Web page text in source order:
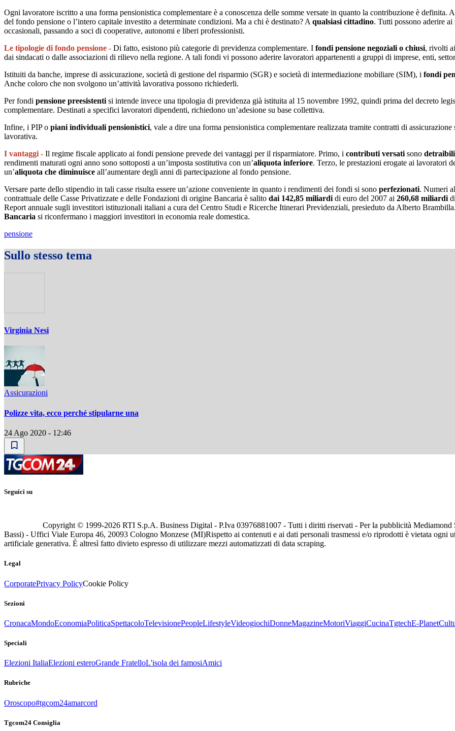
Ogni lavoratore iscritto a una forma pensionistica complementare è a conoscenza delle somme versate in quanto la contribuzione è definita.
del fondo pensione o l’intero capitale investito a determinate condizioni. Ma a chi è destinato? A qualsiasi cittadino. Tutti possono aderire
occasionali, passando a soci di cooperative, autonomi e liberi professionisti.
Le tipologie di fondo pensione - Di fatto, esistono più categorie di previdenza complementare. I fondi pensione negoziali o chiusi, rivolti
dai sindacati o dalle associazioni di rilievo nella regione. A tali fondi vi possono aderire lavoratori appartenenti a gruppi di imprese, enti,
Istituiti da banche, imprese di assicurazione, società di gestione del risparmio (SGR) e società di intermediazione mobiliare (SIM), i fondi
Anche coloro che non svolgono un’attività lavorativa possono richiederli.
Per fondi pensione preesistenti si intende invece una tipologia di previdenza già istituita al 15 novembre 1992, quindi prima del decreto
complementare. Destinati a specifici lavoratori dipendenti, richiedono un’adesione su base collettiva.
Infine, i PIP o piani individuali pensionistici, vale a dire una forma pensionistica complementare realizzata tramite contratti di
lavorativa.
I vantaggi - Il regime fiscale applicato ai fondi pensione prevede dei vantaggi per il risparmiatore. Primo, i contributi versati sono detraibili
rendimenti maturati ogni anno sono sottoposti a un’imposta sostitutiva con un’aliquota inferiore. Terzo, le prestazioni erogate ai lavoratori
un’aliquota che diminuisce all’aumentare degli anni di partecipazione al fondo pensione.
Versare parte dello stipendio in tali casse risulta essere un’azione conveniente in quanto i rendimenti dei fondi si sono perfezionati. Numeri
contrattuale delle Casse Privatizzate e delle Fondazioni di origine Bancaria è salito dai 142,85 miliardi di euro del 2007 ai 260,68 miliardi
Report annuale sugli investitori istituzionali italiani a cura del Centro Studi e Ricerche Itinerari Previdenziali, presieduto da Alberto
Bancaria si riconfermano i maggiori investitori in economia reale domestica.
pensione
Sullo stesso tema
Virginia Nesi
Assicurazioni
Polizze vita, ecco perché stipularne una
24 Ago 2020 - 12:46
Seguici su
Copyright © 1999-2026 RTI S.p.A. Business Digital - P.Iva 03976881007 - Tutti i diritti riservati - Per la pubblicità
Bassi) - Uffici Viale Europa 46, 20093 Cologno Monzese (MI)Rispetto ai contenuti e ai dati personali trasmessi e/o riprodotti è vietata ogni
artificiale generativa. È altresì fatto divieto espresso di utilizzare mezzi automatizzati di data scraping.
Legal
CorporatePrivacy PolicyCookie Policy
Sezioni
CronacaMondoEconomiaPoliticaSpettacoloTelevisionePeopleLifestyleVideogiochiDonneMagazineMotoriViaggiCucinaTgtechE-Planet
Speciali
Elezioni ItaliaElezioni esteroGrande FratelloL'isola dei famosiAmici
Rubriche
Oroscopo#tgcom24amarcord
Tgcom24 Consiglia